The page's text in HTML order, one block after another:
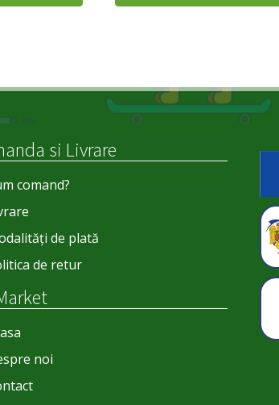
fost:
129,00 lei.
si Livrare
comand?
de plată
de retur
noi